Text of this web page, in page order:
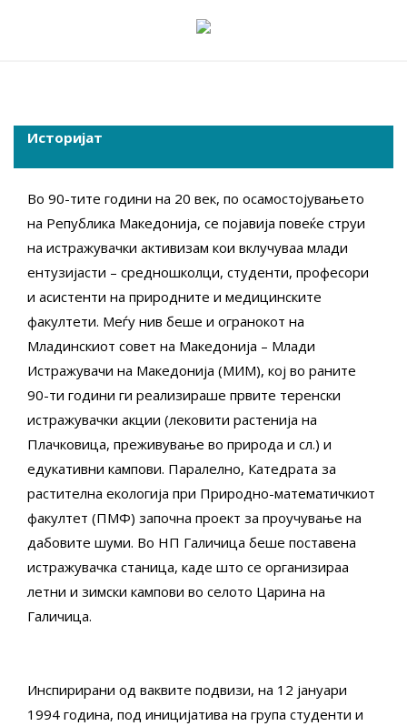
Историјат
Во 90-тите години на 20 век, по осамостојувањето
на Република Македонија, се појавија повеќе струи
на истражувачки активизам кои вклучуваа млади
ентузијасти – средношколци, студенти, професори
и асистенти на природните и медицинските
факултети. Меѓу нив беше и огранокот на
Младинскиот совет на Македонија – Млади
Истражувачи на Македонија (МИМ), кој во раните
90-ти години ги реализираше првите теренски
истражувачки акции (лековити растенија на
Плачковица, преживување во природа и сл.) и
едукативни кампови. Паралелно, Катедрата за
растителна екологија при Природно-математичкиот
факултет (ПМФ) започна проект за проучување на
дабовите шуми. Во НП Галичица беше поставена
истражувачка станица, каде што се организираа
летни и зимски кампови во селото Царина на
Галичица.
Инспирирани од ваквите подвизи, на 12 јануари
1994 година, под иницијатива на група студенти и